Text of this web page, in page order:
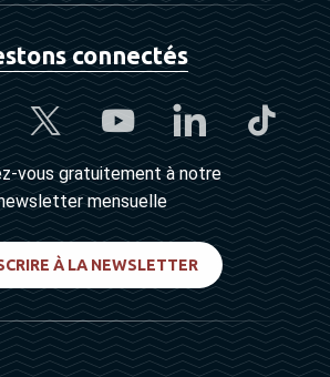
connectés
vous gratuitement à notre
mensuelle
À LA NEWSLETTER